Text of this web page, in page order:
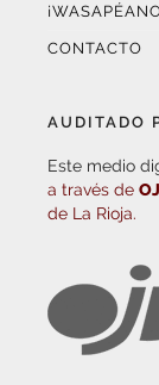
CONTACTO
AUDITADO
Este medio
a través de
de La Rioja.